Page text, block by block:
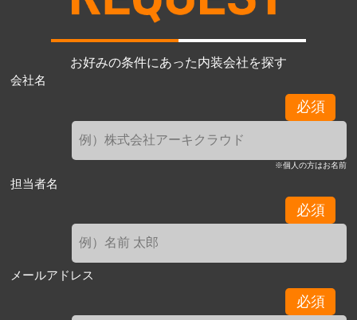
お好みの条件にあった内装会社を探す
会社名
必須
※個人の方はお名前
担当者名
必須
メールアドレス
必須